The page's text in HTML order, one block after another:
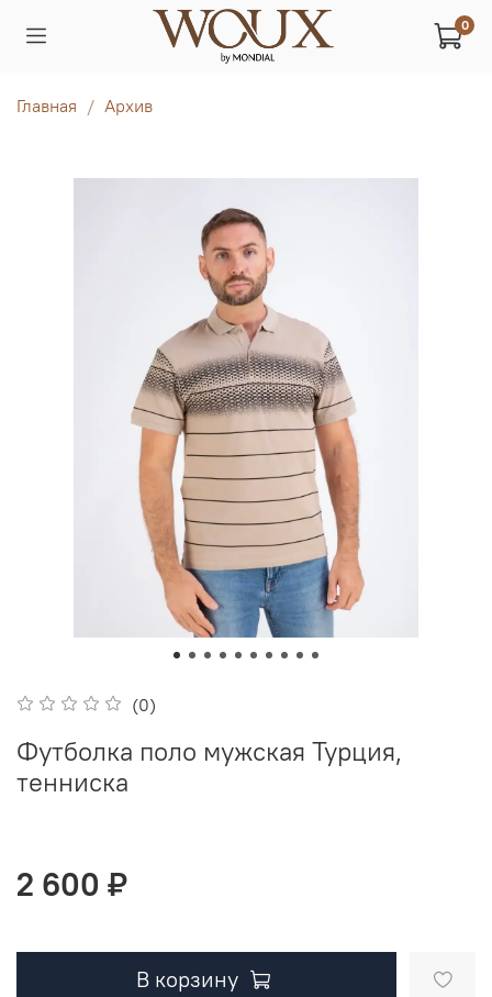
0
Главная Архив
(0)
Футболка поло мужская Турция,
тенниска
2 600 ₽
В корзину